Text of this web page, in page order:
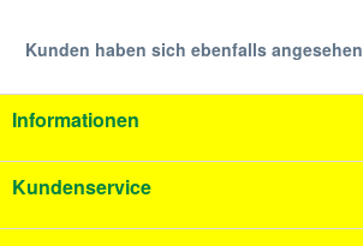
Kunden haben sich ebenfalls angesehen
Informationen
Kundenservice